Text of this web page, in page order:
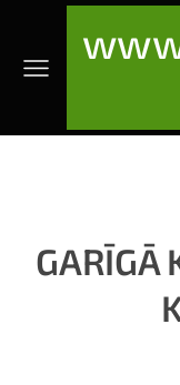
GARĪGĀ